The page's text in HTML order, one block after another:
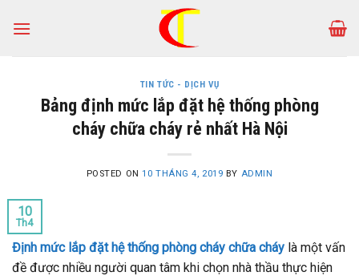
TIN TỨC - DỊCH VỤ
Bảng định mức lắp đặt hệ thống phòng
cháy chữa cháy rẻ nhất Hà Nội
POSTED ON10 THÁNG 4, 2019 BY ADMIN
10
Th4
Định mức lắp đặt hệ thống phòng cháy chữa cháy là một vấn
đề được nhiều người quan tâm khi chọn nhà thầu thực hiện